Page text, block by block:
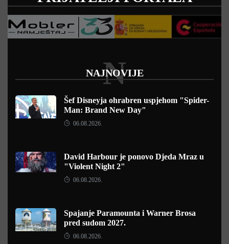
NAJNOVIJE
N
Šef Disneyja ohrabren uspjehom "Spider-
Man: Brand New Day"
06.08.2026.
David Harbour je ponovo Djeda Mraz u
"Violent Night 2"
06.08.2026.
Spajanje Paramounta i Warner Brosa
pred sudom 2027.
06.08.2026.